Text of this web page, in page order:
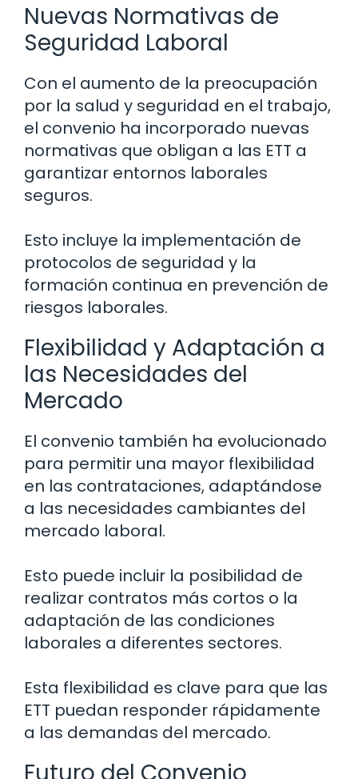
Nuevas Normativas de
Seguridad Laboral
Con el aumento de la preocupación
por la salud y seguridad en el trabajo,
el convenio ha incorporado nuevas
normativas que obligan a las ETT a
garantizar entornos laborales
seguros.
Esto incluye la implementación de
protocolos de seguridad y la
formación continua en prevención de
riesgos laborales.
Flexibilidad y Adaptación a
las Necesidades del
Mercado
El convenio también ha evolucionado
para permitir una mayor flexibilidad
en las contrataciones, adaptándose
a las necesidades cambiantes del
mercado laboral.
Esto puede incluir la posibilidad de
realizar contratos más cortos o la
adaptación de las condiciones
laborales a diferentes sectores.
Esta flexibilidad es clave para que las
ETT puedan responder rápidamente
a las demandas del mercado.